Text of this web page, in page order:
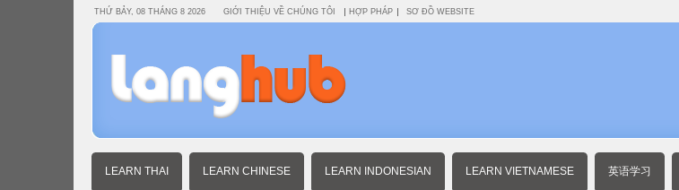
THỨ BẢY, 08 THÁNG 8 2026 GIỚI THIỆU VỀ CHÚNG TÔI HỢP PHÁP SƠ ĐỒ WEBSITE
LEARN THAI LEARN CHINESE LEARN INDONESIAN LEARN VIETNAMESE 英语学习